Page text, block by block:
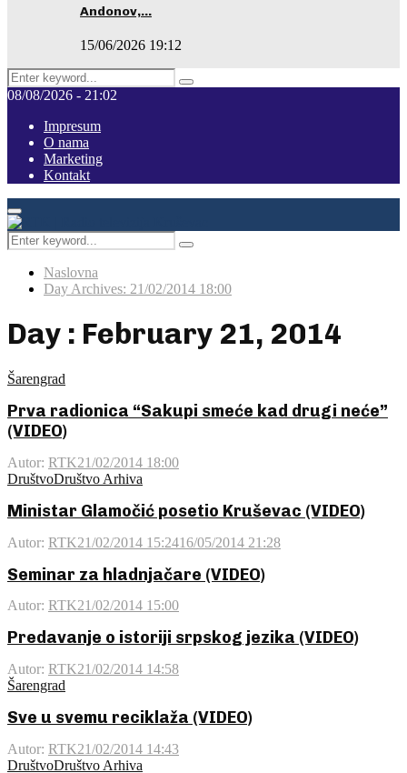
Andonov,…
15/06/2026 19:12
Search
for:
Pretraga
08/08/2026 - 21:02
Impresum
O nama
Marketing
Kontakt
Facebook
Instagram
Youtube
Primary
Menu
Search
for:
Pretraga
Naslovna
Day Archives: 21/02/2014 18:00
Day : February 21, 2014
Šarengrad
Prva radionica “Sakupi smeće kad drugi neće”
(VIDEO)
Autor: RTK21/02/2014 18:00
DruštvoDruštvo Arhiva
Ministar Glamočić posetio Kruševac (VIDEO)
Autor: RTK21/02/2014 15:2416/05/2014 21:28
Seminar za hladnjačare (VIDEO)
Autor: RTK21/02/2014 15:00
Predavanje o istoriji srpskog jezika (VIDEO)
Autor: RTK21/02/2014 14:58
Šarengrad
Sve u svemu reciklaža (VIDEO)
Autor: RTK21/02/2014 14:43
DruštvoDruštvo Arhiva